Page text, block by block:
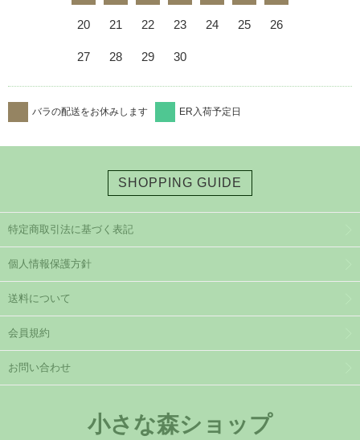
20 21 22 23 24 25 26
27 28 29 30
バラの配送をお休みします ER入荷予定日
SHOPPING GUIDE
特定商取引法に基づく表記
個人情報保護方針
送料について
会員規約
お問い合わせ
小さな森ショップ